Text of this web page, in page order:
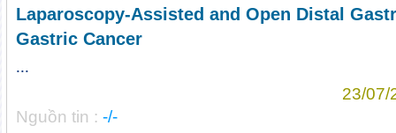
Laparoscopy-Assisted and Open Distal
Gastric Cancer
...
23/07/
Nguồn tin : -/-